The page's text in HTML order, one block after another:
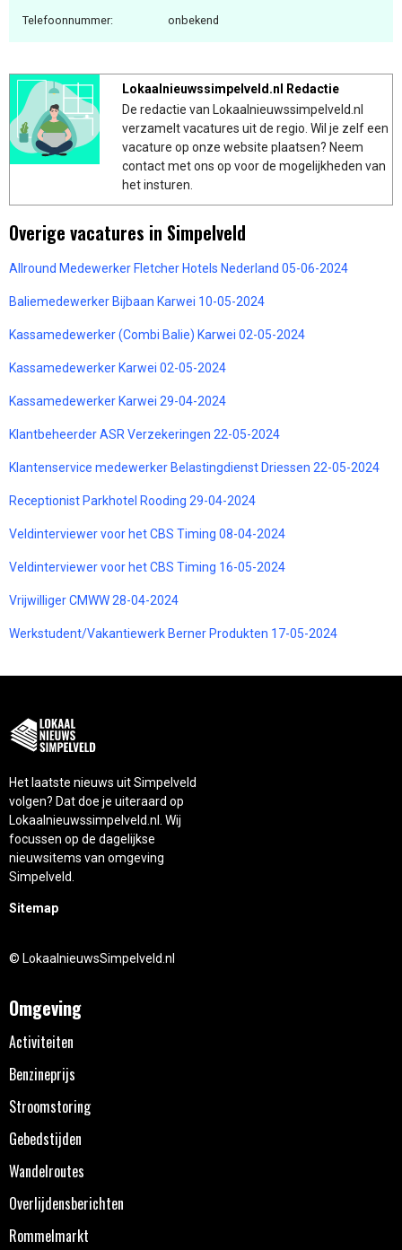
Telefoonnummer: onbekend
Lokaalnieuwssimpelveld.nl Redactie
De redactie van Lokaalnieuwssimpelveld.nl
verzamelt vacatures uit de regio. Wil je zelf een
vacature op onze website plaatsen? Neem
contact met ons op voor de mogelijkheden van
het insturen.
Overige vacatures in Simpelveld
Allround Medewerker Fletcher Hotels Nederland 05-06-2024
Baliemedewerker Bijbaan Karwei 10-05-2024
Kassamedewerker (Combi Balie) Karwei 02-05-2024
Kassamedewerker Karwei 02-05-2024
Kassamedewerker Karwei 29-04-2024
Klantbeheerder ASR Verzekeringen 22-05-2024
Klantenservice medewerker Belastingdienst Driessen 22-05-2024
Receptionist Parkhotel Rooding 29-04-2024
Veldinterviewer voor het CBS Timing 08-04-2024
Veldinterviewer voor het CBS Timing 16-05-2024
Vrijwilliger CMWW 28-04-2024
Werkstudent/Vakantiewerk Berner Produkten 17-05-2024
Het laatste nieuws uit Simpelveld
volgen? Dat doe je uiteraard op
Lokaalnieuwssimpelveld.nl. Wij
focussen op de dagelijkse
nieuwsitems van omgeving
Simpelveld.
Sitemap
© LokaalnieuwsSimpelveld.nl
Omgeving
Activiteiten
Benzineprijs
Stroomstoring
Gebedstijden
Wandelroutes
Overlijdensberichten
Rommelmarkt